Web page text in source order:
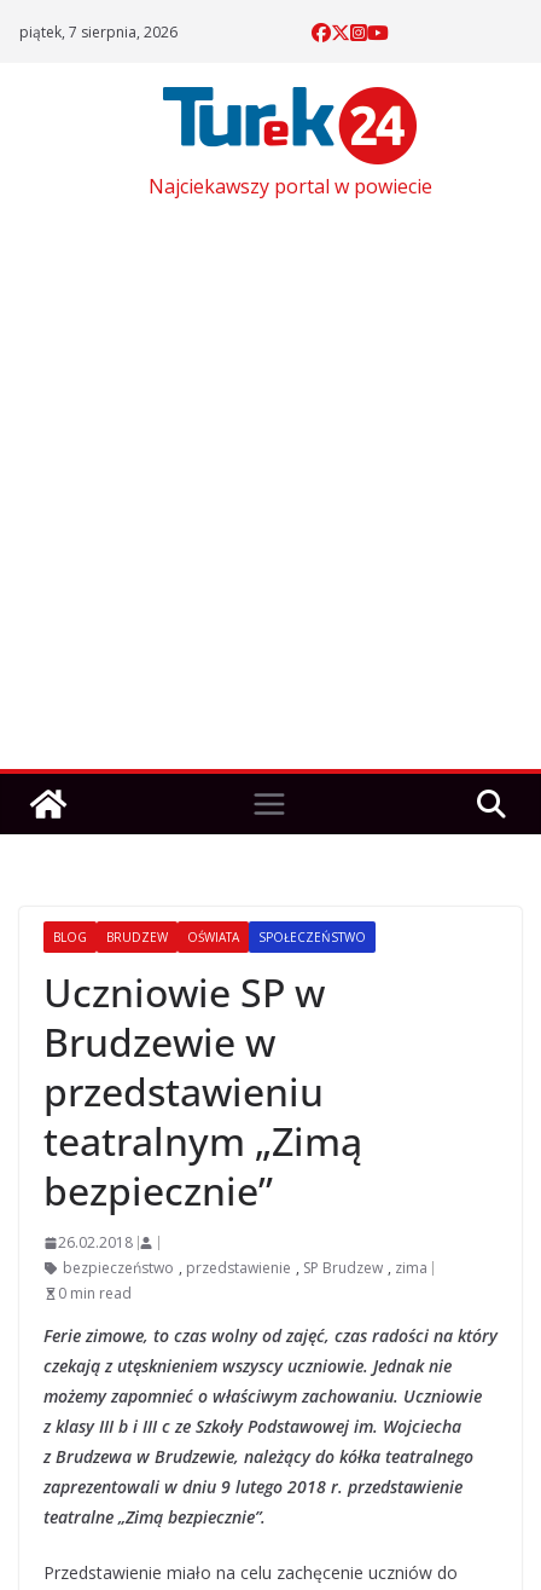
piątek, 7 sierpnia, 2026
Najciekawszy portal w powiecie
BLOG BRUDZEW OŚWIATA SPOŁECZEŃSTWO
Uczniowie SP w
Brudzewie w
przedstawieniu
teatralnym „Zimą
bezpiecznie”
26.02.2018
bezpieczeństwo , przedstawienie , SP Brudzew , zima
0 min read
Ferie zimowe, to czas wolny od zajęć, czas radości na który
czekają z utęsknieniem wszyscy uczniowie. Jednak nie
możemy zapomnieć o właściwym zachowaniu. Uczniowie
z klasy III b i III c ze Szkoły Podstawowej im. Wojciecha
z Brudzewa w Brudzewie, należący do kółka teatralnego
zaprezentowali w dniu 9 lutego 2018 r. przedstawienie
teatralne „Zimą bezpiecznie”.
Przedstawienie miało na celu zachęcenie uczniów do